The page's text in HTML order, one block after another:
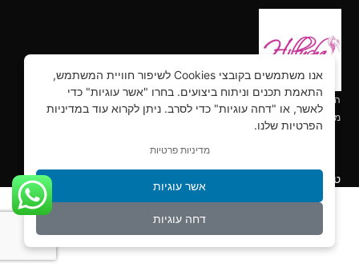
אנו משתמשים בקובצי Cookies לשיפור חוויית המשתמש,
התאמת תכנים וניתוח ביצועים. בחרו "אשר עוגיות" כדי
לאשר, או "דחה עוגיות" כדי לסרב. ניתן לקרוא עוד במדיניות
הפרטיות שלנו.
מדיניות פרטיות
אשר עוגיות
דחה עוגיות
הילושה ביוטי – קורסים והדרכות, יבוא ושיווק למקצועות היופי הכי
מתקדמים.
טראנדים חמים